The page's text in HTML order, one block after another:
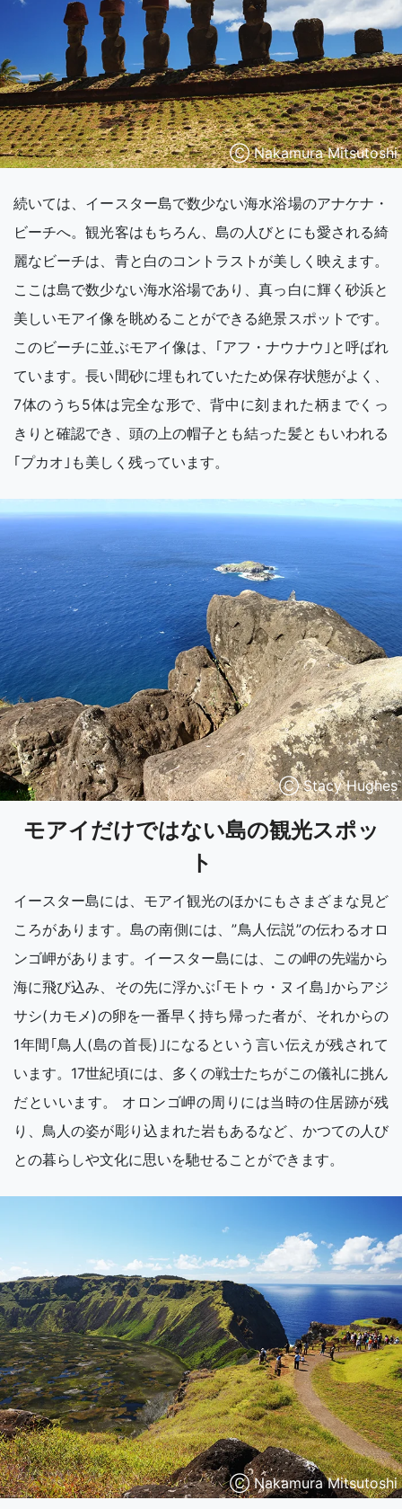
Ⓒ Nakamura Mitsutoshi
続いては、イースター島で数少ない海水浴場のアナケナ・
ビーチへ。観光客はもちろん、島の人びとにも愛される綺
麗なビーチは、青と白のコントラストが美しく映えます。
ここは島で数少ない海水浴場であり、真っ白に輝く砂浜と
美しいモアイ像を眺めることができる絶景スポットです。
このビーチに並ぶモアイ像は、｢アフ・ナウナウ｣と呼ばれ
ています。長い間砂に埋もれていたため保存状態がよく、
7体のうち5体は完全な形で、背中に刻まれた柄までくっ
きりと確認でき、頭の上の帽子とも結った髪ともいわれる
｢プカオ｣も美しく残っています。
Ⓒ Stacy Hughes
モアイだけではない島の観光スポッ
ト
イースター島には、モアイ観光のほかにもさまざまな見ど
ころがあります。島の南側には、”鳥人伝説”の伝わるオロ
ンゴ岬があります。イースター島には、この岬の先端から
海に飛び込み、その先に浮かぶ｢モトゥ・ヌイ島｣からアジ
サシ(カモメ)の卵を一番早く持ち帰った者が、それからの
1年間｢鳥人(島の首長)｣になるという言い伝えが残されて
います。17世紀頃には、多くの戦士たちがこの儀礼に挑ん
だといいます。 オロンゴ岬の周りには当時の住居跡が残
り、鳥人の姿が彫り込まれた岩もあるなど、かつての人び
との暮らしや文化に思いを馳せることができます。
Ⓒ Nakamura Mitsutoshi